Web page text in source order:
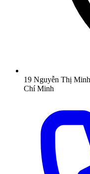
19 Nguyễn Thị
Chí Minh